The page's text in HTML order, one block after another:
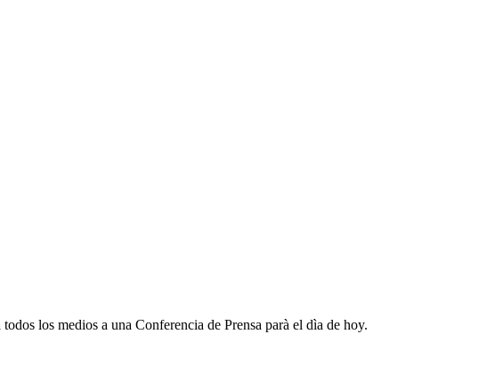
los medios a una Conferencia de Prensa parà el dìa de hoy.